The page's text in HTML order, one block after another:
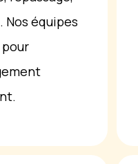
équipes